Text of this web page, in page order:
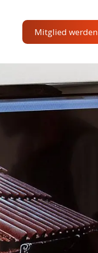
Mitglied werden